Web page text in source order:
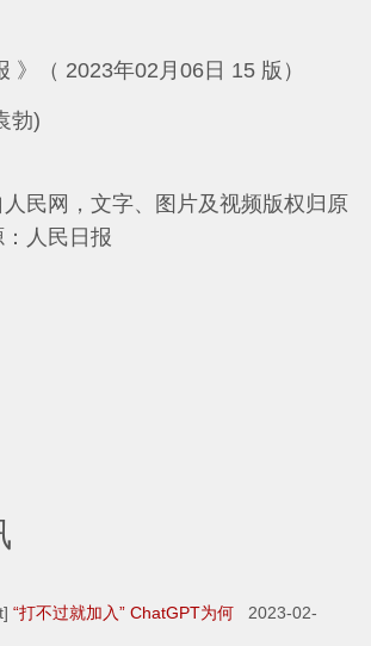
（ 2023年02月06日 15 版）
勃)
民网，文字、图片及视频版权归原
人民日报
“打不过就加入” ChatGPT为何 2023-02-